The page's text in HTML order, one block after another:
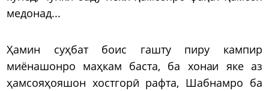
медонад...
Ҳамин суҳбат боис гашту пиру кампир
миёнашонро маҳкам баста, ба хонаи яке аз
ҳамсояҳояшон хостгорӣ рафта, Шабнамро ба